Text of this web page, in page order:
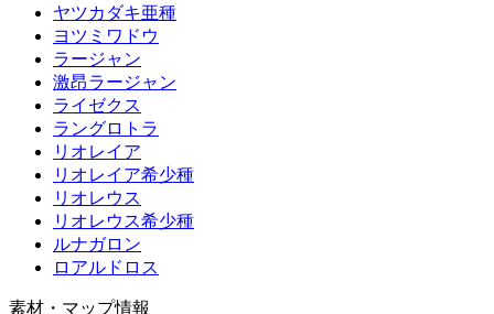
ヤツカダキ亜種
ヨツミワドウ
ラージャン
激昂ラージャン
ライゼクス
ラングロトラ
リオレイア
リオレイア希少種
リオレウス
リオレウス希少種
ルナガロン
ロアルドロス
素材・マップ情報